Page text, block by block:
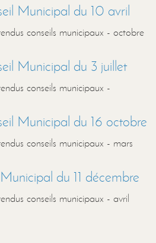
Municipal du 10 avril
conseils municipaux - octobre
Municipal du 3 juillet
conseils municipaux -
Municipal du 16 octobre
conseils municipaux - mars
du 11 décembre
conseils municipaux - avril